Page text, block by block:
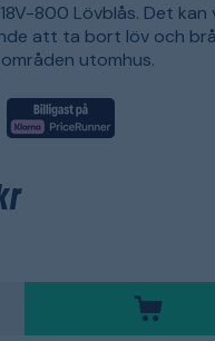
800 Lövblås. Det
att ta bort löv och
utomhus.